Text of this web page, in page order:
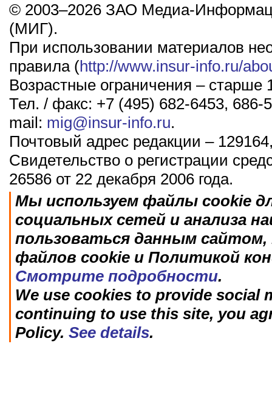
© 2003–2026 ЗАО Медиа-
(МИГ).
При использовании материалов
правила (http://www.insur-info.ru/
Возрастные ограничения – старше
Тел. / факс: +7 (495) 682-6453, 686-
mail: mig@insur-info.ru.
Почтовый адрес редакции –
Свидетельство о регистрации
26586 от 22 декабря 2006 года.
Мы используем файлы cookie
социальных сетей и анализа
пользоваться данным
файлов cookie и Политикой
Смотрите подробности.
We use cookies to provide social
continuing to use this site, you
Policy. See details.